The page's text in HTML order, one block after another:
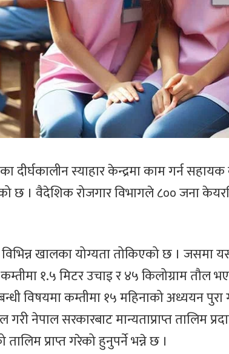
दीर्घकालीन स्याहार केन्द्रमा काम गर्न
छ । वैदेशिक रोजगार विभागले ८०० जना
खालका योग्यता तोकिएको छ । जसमा
१.५ मिटर उचाइ र ४५ किलोग्राम तौल
विषयमा कम्तीमा १५ महिनाको अध्ययन
गरी नेपाल सरकारबाट मान्यताप्राप्त तालिम
प्राप्त गरेको हुनुपर्ने भन्ने छ ।